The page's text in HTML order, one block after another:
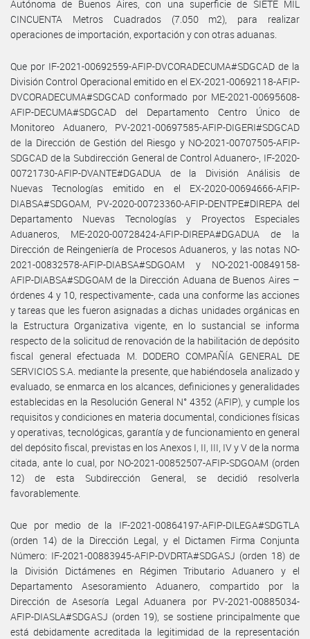
Autónoma de Buenos Aires, con una superficie de SIETE MIL
CINCUENTA Metros Cuadrados (7.050 m2), para realizar
operaciones de importación, exportación y con otras aduanas.
Que por IF-2021-00692559-AFIP-DVCORADECUMA#SDGCAD de la
División Control Operacional emitido en el EX-2021-00692118-AFIP-
DVCORADECUMA#SDGCAD conformado por ME-2021-00695608-
AFIP-DECUMA#SDGCAD del Departamento Centro Único de
Monitoreo Aduanero, PV-2021-00697585-AFIP-DIGERI#SDGCAD
de la Dirección de Gestión del Riesgo y NO-2021-00707505-AFIP-
SDGCAD de la Subdirección General de Control Aduanero-, IF-2020-
00721730-AFIP-DVANTE#DGADUA de la División Análisis de
Nuevas Tecnologías emitido en el EX-2020-00694666-AFIP-
DIABSA#SDGOAM, PV-2020-00723360-AFIP-DENTPE#DIREPA del
Departamento Nuevas Tecnologías y Proyectos Especiales
Aduaneros, ME-2020-00728424-AFIP-DIREPA#DGADUA de la
Dirección de Reingeniería de Procesos Aduaneros, y las notas NO-
2021-00832578-AFIP-DIABSA#SDGOAM y NO-2021-00849158-
AFIP-DIABSA#SDGOAM de la Dirección Aduana de Buenos Aires –
órdenes 4 y 10, respectivamente-, cada una conforme las acciones
y tareas que les fueron asignadas a dichas unidades orgánicas en
la Estructura Organizativa vigente, en lo sustancial se informa
respecto de la solicitud de renovación de la habilitación de depósito
fiscal general efectuada M. DODERO COMPAÑÍA GENERAL DE
SERVICIOS S.A. mediante la presente, que habiéndosela analizado y
evaluado, se enmarca en los alcances, definiciones y generalidades
establecidas en la Resolución General N° 4352 (AFIP), y cumple los
requisitos y condiciones en materia documental, condiciones físicas
y operativas, tecnológicas, garantía y de funcionamiento en general
del depósito fiscal, previstas en los Anexos I, II, III, IV y V de la norma
citada, ante lo cual, por NO-2021-00852507-AFIP-SDGOAM (orden
12) de esta Subdirección General, se decidió resolverla
favorablemente.
Que por medio de la IF-2021-00864197-AFIP-DILEGA#SDGTLA
(orden 14) de la Dirección Legal, y el Dictamen Firma Conjunta
Número: IF-2021-00883945-AFIP-DVDRTA#SDGASJ (orden 18) de
la División Dictámenes en Régimen Tributario Aduanero y el
Departamento Asesoramiento Aduanero, compartido por la
Dirección de Asesoría Legal Aduanera por PV-2021-00885034-
AFIP-DIASLA#SDGASJ (orden 19), se sostiene principalmente que
está debidamente acreditada la legitimidad de la representación